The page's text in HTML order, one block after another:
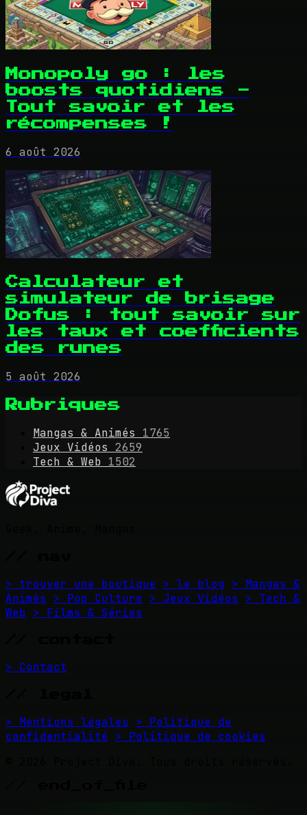
Monopoly go : les
boosts quotidiens -
Tout savoir et les
récompenses !
6 août 2026
Calculateur et
simulateur de brisage
Dofus : tout savoir sur
les taux et coefficients
des runes
5 août 2026
Rubriques
Mangas & Animés
1765
Jeux Vidéos
2659
Tech & Web 1502
> trouver une boutique > le blog > Mangas &
Animés
> Pop Culture > Jeux Vidéos
> Tech &
Web > Films & Séries
> Contact
> Mentions légales
> Politique de
confidentialité > Politique de cookies